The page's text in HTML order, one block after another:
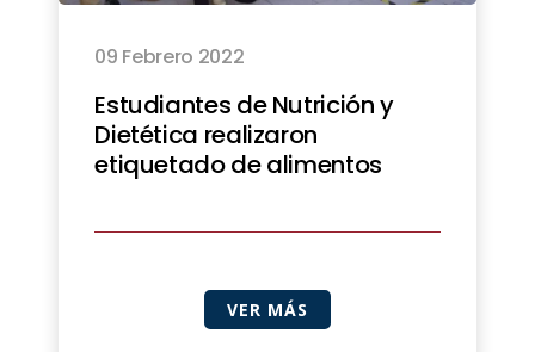
09 Febrero 2022
Estudiantes de Nutrición y
Dietética realizaron
etiquetado de alimentos
VER MÁS